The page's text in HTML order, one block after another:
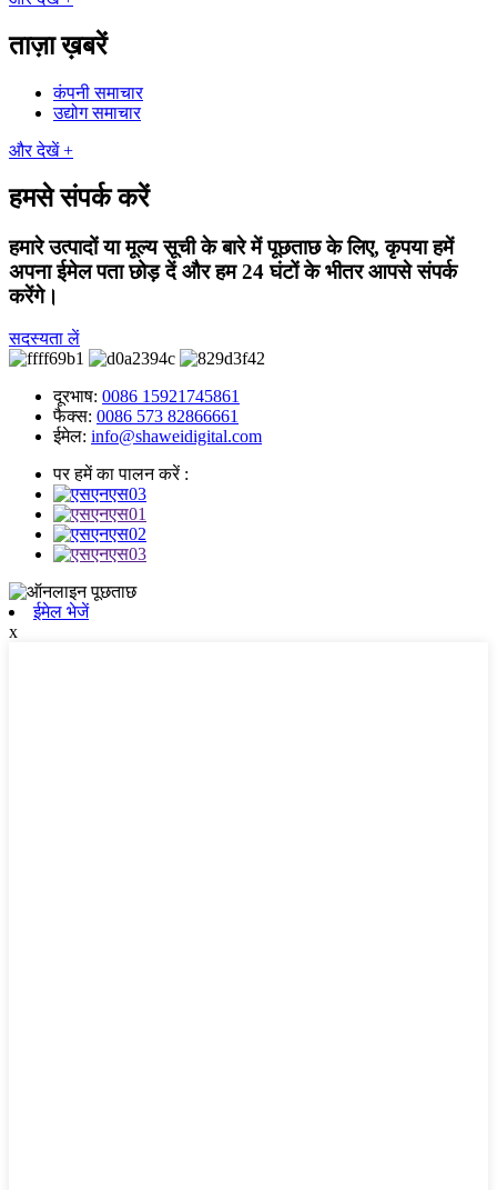
ताज़ा ख़बरें
कंपनी समाचार
उद्योग समाचार
और देखें +
हमसे संपर्क करें
हमारे उत्पादों या मूल्य सूची के बारे में पूछताछ के लिए, कृपया हमें
अपना ईमेल पता छोड़ दें और हम 24 घंटों के भीतर आपसे संपर्क
करेंगे।
सदस्यता लें
दूरभाष: 0086 15921745861
फैक्स: 0086 573 82866661
ईमेल: info@shaweidigital.com
पर हमें का पालन करें :
ईमेल भेजें
x